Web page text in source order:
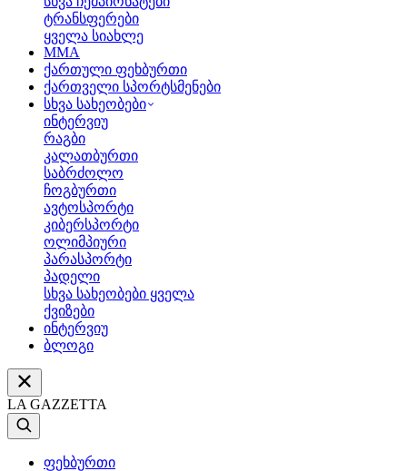
ტრანსფერები
ყველა სიახლე
MMA
ქართული ფეხბურთი
ქართველი სპორტსმენები
სხვა სახეობები
ინტერვიუ
რაგბი
კალათბურთი
საბრძოლო
ჩოგბურთი
ავტოსპორტი
კიბერსპორტი
ოლიმპიური
პარასპორტი
პადელი
სხვა სახეობები ყველა
ქვიზები
ინტერვიუ
ბლოგი
LA GAZZETTA
ფეხბურთი